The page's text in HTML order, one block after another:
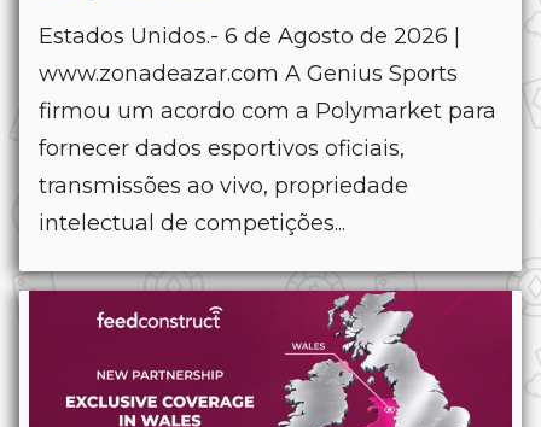
Estados Unidos.- 6 de Agosto de 2026 |
www.zonadeazar.com A Genius Sports
firmou um acordo com a Polymarket para
fornecer dados esportivos oficiais,
transmissões ao vivo, propriedade
intelectual de competições...